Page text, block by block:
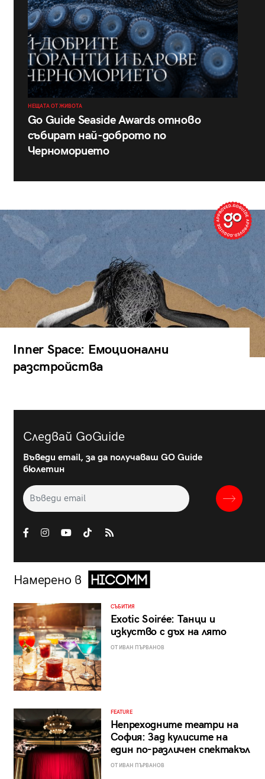
НЕЩАТА ОТ ЖИВОТА
Go Guide Seaside Awards отново
събират най-доброто по
Черноморието
Inner Space: Емоционални
разстройства
Следвай GoGuide
Въведи email, за да получаваш GO Guide
бюлетин
Намерено в
СЪБИТИЯ
Exotic Soirée: Танци и
изкуство с дъх на лято
ОТ ИВАН ПЪРВАНОВ
FEATURE
Непреходните театри на
София: Зад кулисите на
един по-различен спектакъл
ОТ ИВАН ПЪРВАНОВ